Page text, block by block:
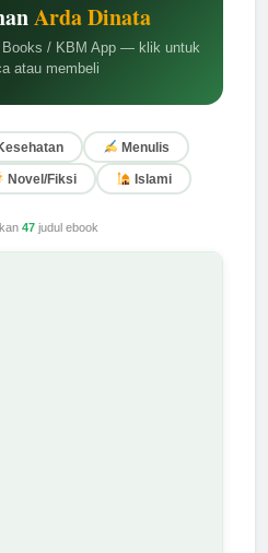
Arda Dinata
Books / KBM App — klik untuk
atau membeli
Menulis
Novel/Fiksi Islami
47judul ebook